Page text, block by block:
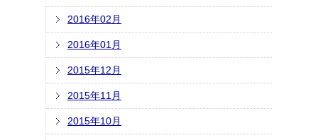
2016年02月
2016年01月
2015年12月
2015年11月
2015年10月